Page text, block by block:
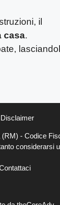
il
casa.
Disclaimer
- Codice
considerarsi